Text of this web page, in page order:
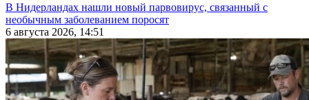
В Нидерландах нашли новый парвовирус, связанный с
необычным заболеванием поросят
6 августа 2026, 14:51